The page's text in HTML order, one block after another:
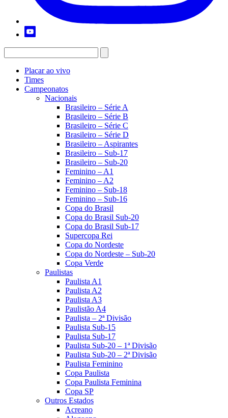
Placar ao vivo
Times
Campeonatos
Nacionais
Brasileiro – Série A
Brasileiro – Série B
Brasileiro – Série C
Brasileiro – Série D
Brasileiro – Aspirantes
Brasileiro – Sub-17
Brasileiro – Sub-20
Feminino – A1
Feminino – A2
Feminino – Sub-18
Feminino – Sub-16
Copa do Brasil
Copa do Brasil Sub-20
Copa do Brasil Sub-17
Supercopa Rei
Copa do Nordeste
Copa do Nordeste – Sub-20
Copa Verde
Paulistas
Paulista A1
Paulista A2
Paulista A3
Paulistão A4
Paulista – 2ª Divisão
Paulista Sub-15
Paulista Sub-17
Paulista Sub-20 – 1ª Divisão
Paulista Sub-20 – 2ª Divisão
Paulista Feminino
Copa Paulista
Copa Paulista Feminina
Copa SP
Outros Estados
Acreano